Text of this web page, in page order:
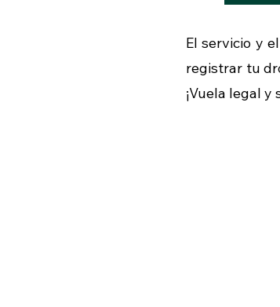
El servicio y
registrar tu
¡Vuela legal y